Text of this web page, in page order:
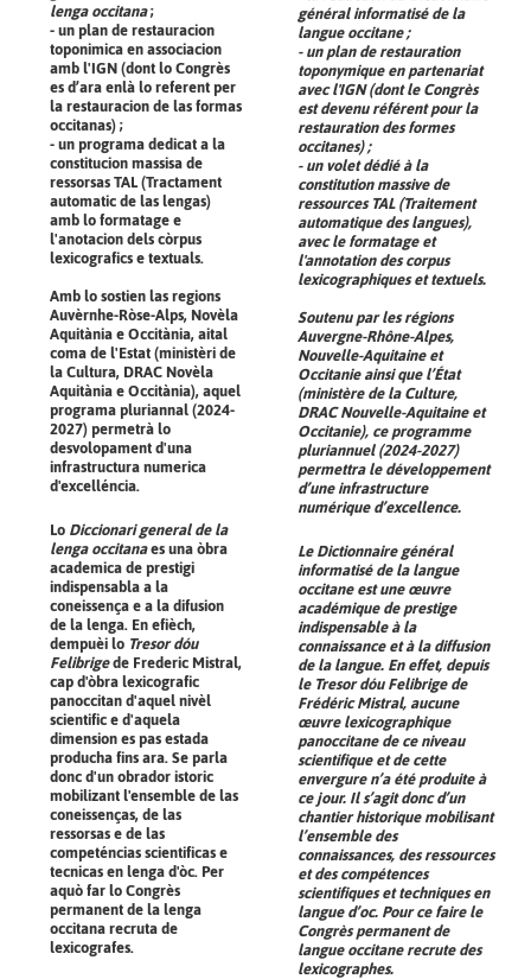
lenga occitana;
- un plan de restauracion
toponimica en associacion
amb l'IGN (dont lo Congrès
es d’ara enlà lo referent per
la restauracion de las formas
occitanas) ;
- un programa dedicat a la
constitucion massisa de
ressorsas TAL (Tractament
automatic de las lengas)
amb lo formatage e
l'anotacion dels còrpus
lexicografics e textuals.
Amb lo sostien las regions
Auvèrnhe-Ròse-Alps, Novèla
Aquitània e Occitània, aital
coma de l'Estat (ministèri de
la Cultura, DRAC Novèla
Aquitània e Occitània), aquel
programa pluriannal (2024-
2027) permetrà lo
desvolopament d'una
infrastructura numerica
d'excelléncia.
Lo Diccionari general de la
lenga occitanaes una òbra
academica de prestigi
indispensabla a la
coneissença e a la difusion
de la lenga. En efièch,
dempuèi lo Tresor dóu
Felibrigede Frederic Mistral,
cap d'òbra lexicografic
panoccitan d'aquel nivèl
scientific e d'aquela
dimension es pas estada
producha fins ara. Se parla
donc d'un obrador istoric
mobilizant l'ensemble de las
coneissenças, de las
ressorsas e de las
competéncias scientificas e
tecnicas en lenga d'òc. Per
aquò far lo Congrès
permanent de la lenga
occitana recruta de
lexicografes.
général informatisé de la
langue occitane;
- un plan de restauration
toponymique en partenariat
avec l'IGN (dont le Congrès
est devenu référent pour la
restauration des formes
occitanes) ;
- un volet dédié à la
constitution massive de
ressources TAL (Traitement
automatique des langues),
avec le formatage et
l'annotation des corpus
lexicographiques et textuels.
Soutenu par les régions
Auvergne-Rhône-Alpes,
Nouvelle-Aquitaine et
Occitanie ainsi que l’État
(ministère de la Culture,
DRAC Nouvelle-Aquitaine et
Occitanie), ce programme
pluriannuel (2024-2027)
permettra le développement
d’une infrastructure
numérique d’excellence.
Le Dictionnaire général
informatisé de la langue
occitaneest une œuvre
académique de prestige
indispensable à la
connaissance et à la diffusion
de la langue. En effet, depuis
le Tresor dóu Felibrigede
Frédéric Mistral, aucune
œuvre lexicographique
panoccitane de ce niveau
scientifique et de cette
envergure n’a été produite à
ce jour. Il s’agit donc d’un
chantier historique mobilisant
l’ensemble des
connaissances, des ressources
et des compétences
scientifiques et techniques en
langue d’oc. Pour ce faire le
Congrès permanent de
langue occitane recrute des
lexicographes.